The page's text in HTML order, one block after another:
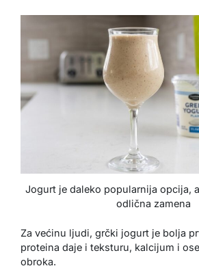
Jogurt je daleko popularnija opcija,
odlična zamena
Za većinu ljudi, grčki jogurt je bolja
proteina daje i teksturu, kalcijum i
obroka.